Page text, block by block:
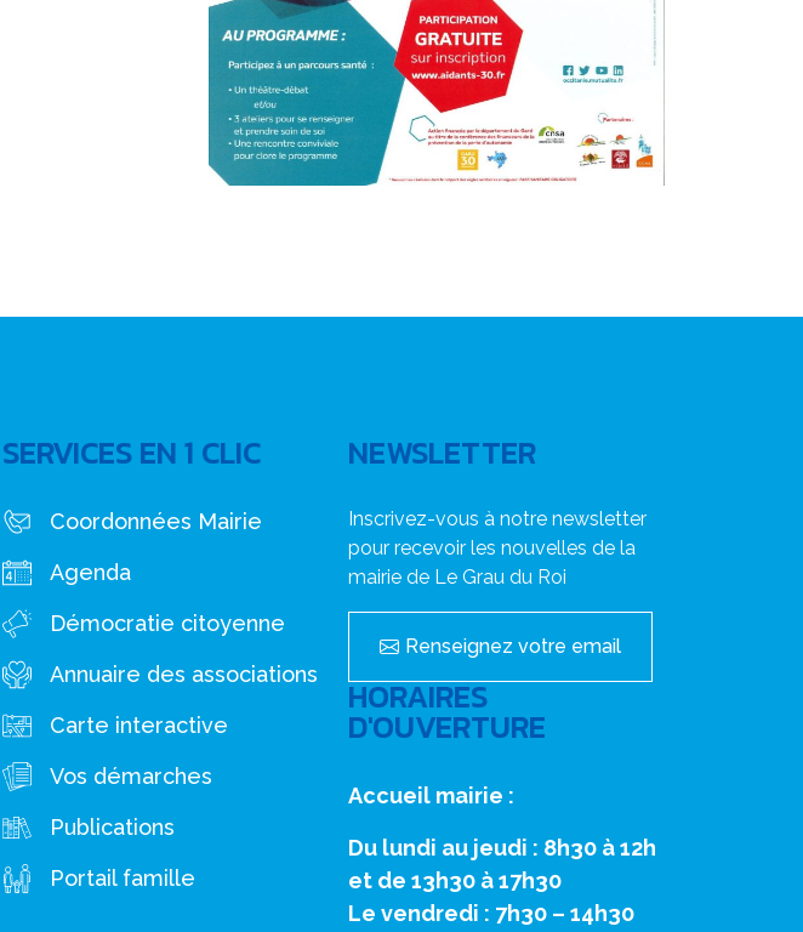
SERVICES EN 1 CLIC
Coordonnées Mairie
Agenda
Démocratie citoyenne
Annuaire des associations
Carte interactive
Vos démarches
Publications
Portail famille
NEWSLETTER
Inscrivez-vous à notre newsletter
pour recevoir les nouvelles de la
mairie de Le Grau du Roi
Renseignez votre email
HORAIRES
D'OUVERTURE
Accueil mairie :
Du lundi au jeudi : 8h30 à 12h
et de 13h30 à 17h30
Le vendredi : 7h30 – 14h30